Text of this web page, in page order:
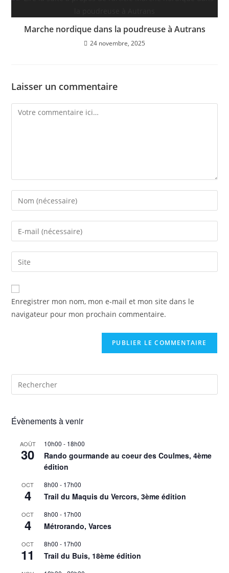
Marche nordique dans la poudreuse à Autrans
24 novembre, 2025
Laisser un commentaire
Comment
Enter
your
name
comment
Enter
your
email
address
comment
Saisir
l’URL
de
votre
(facultatif)
Enregistrer mon nom, mon e-mail et mon site dans le
navigateur pour mon prochain commentaire.
Évènements à venir
AOÛT
30
10h00 - 18h00
Rando gourmande au coeur des Coulmes, 4ème
édition
OCT
4
8h00 - 17h00
Trail du Maquis du Vercors, 3ème édition
OCT
4
8h00 - 17h00
Métrorando, Varces
OCT
11
8h00 - 17h00
Trail du Buis, 18ème édition